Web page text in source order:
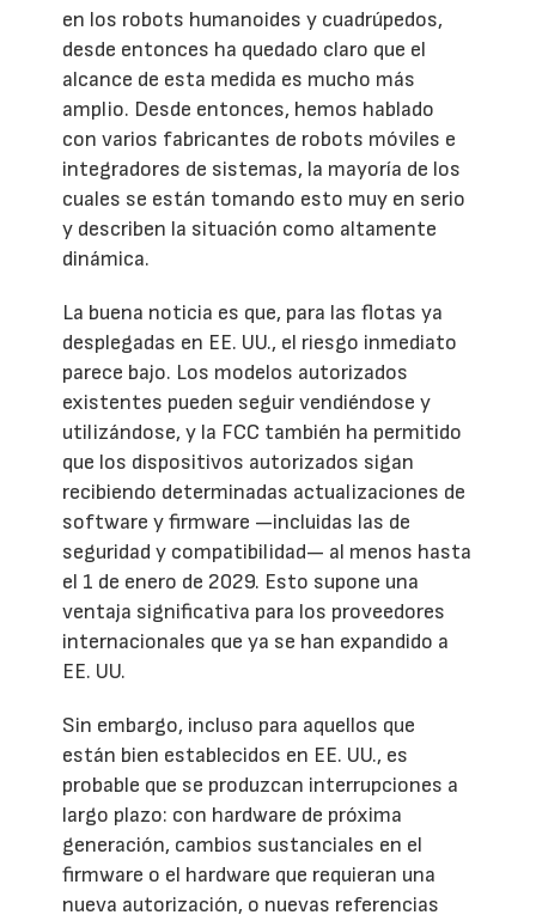
en los robots humanoides y cuadrúpedos,
desde entonces ha quedado claro que el
alcance de esta medida es mucho más
amplio. Desde entonces, hemos hablado
con varios fabricantes de robots móviles e
integradores de sistemas, la mayoría de los
cuales se están tomando esto muy en serio
y describen la situación como altamente
dinámica.
La buena noticia es que, para las flotas ya
desplegadas en EE. UU., el riesgo inmediato
parece bajo. Los modelos autorizados
existentes pueden seguir vendiéndose y
utilizándose, y la FCC también ha permitido
que los dispositivos autorizados sigan
recibiendo determinadas actualizaciones de
software y firmware —incluidas las de
seguridad y compatibilidad— al menos hasta
el 1 de enero de 2029. Esto supone una
ventaja significativa para los proveedores
internacionales que ya se han expandido a
EE. UU.
Sin embargo, incluso para aquellos que
están bien establecidos en EE. UU., es
probable que se produzcan interrupciones a
largo plazo: con hardware de próxima
generación, cambios sustanciales en el
firmware o el hardware que requieran una
nueva autorización, o nuevas referencias